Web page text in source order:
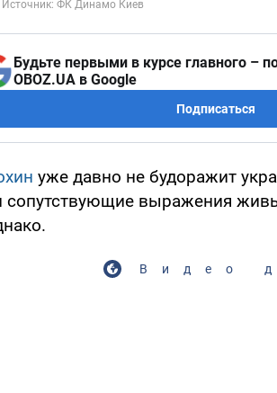
Будьте первыми в курсе главного –
OBOZ.UA в Google
Подписаться
уже давно не будоражит
сопутствующие выражения
Видео